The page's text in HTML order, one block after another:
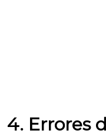
4. Errores